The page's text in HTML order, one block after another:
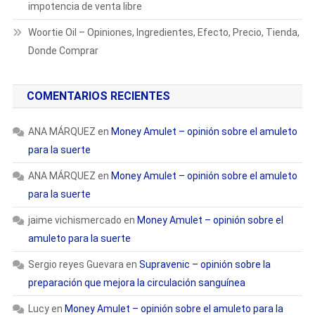
impotencia de venta libre
Woortie Oil – Opiniones, Ingredientes, Efecto, Precio, Tienda,
Donde Comprar
COMENTARIOS RECIENTES
ANA MÁRQUEZ en Money Amulet – opinión sobre el amuleto
para la suerte
ANA MÁRQUEZ en Money Amulet – opinión sobre el amuleto
para la suerte
jaime vichismercado en Money Amulet – opinión sobre el
amuleto para la suerte
Sergio reyes Guevara en Supravenic – opinión sobre la
preparación que mejora la circulación sanguínea
Lucyen Money Amulet – opinión sobre el amuleto para la